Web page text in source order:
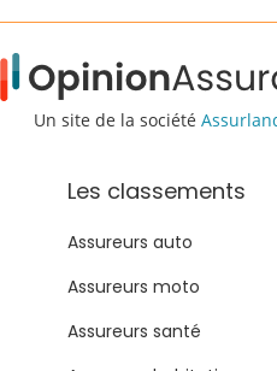
Un site de la société
Les classements
Assureurs auto
Assureurs moto
Assureurs santé